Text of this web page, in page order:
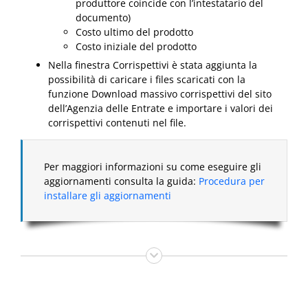
produttore coincide con l’intestatario del
documento)
Costo ultimo del prodotto
Costo iniziale del prodotto
Nella finestra Corrispettivi è stata aggiunta la
possibilità di caricare i files scaricati con la
funzione Download massivo corrispettivi del sito
dell’Agenzia delle Entrate e importare i valori dei
corrispettivi contenuti nel file.
Per maggiori informazioni su come eseguire gli
aggiornamenti consulta la guida: Procedura per
installare gli aggiornamenti